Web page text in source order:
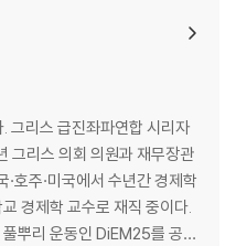
”고 선언한다. 자본주의를 죽인
20년간 새로 등장한 돌연변이 자
명명한다. 이 책은 클라우드 자본
시스템을 어떻게 변화시키고 몰
시스템과 국가의 지정학적 이해
, 호메로스에서 매드맨에 이르
의 이야기를 바탕으로 이 혁명적
들고, 어떻게 세계 권력의 규칙
위해 무엇이 필요한지 설명한다.
본의 쓰나미 | 새로운 국제 체제
판 | 자본주의를 파괴하는 돌연
조종하는 AI | 클라우드 자본으
탄생 | 빅테크에 빼앗긴 개인정
| 클라우드 프롤레타리아 | 클라
그리스 급진좌파연합 시리자
리스 의회 의원과 재무장관
호주·미국에서 수년간 경제학
경제학 교수로 재직 중이다.
뿌리 운동인 DiEM25를 공동